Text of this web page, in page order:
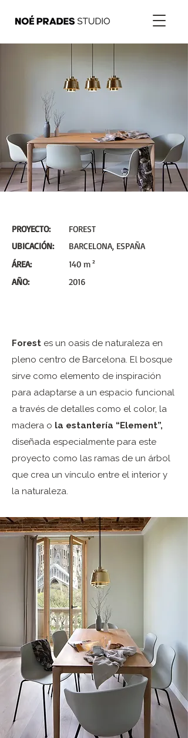
PROYECTO:
UBICACIÓN:
ÁREA:
AÑO:
FOREST
BARCELONA, ESPAÑA
140 m²
2016
Forest es un oasis de naturaleza en
pleno centro de Barcelona. El bosque
sirve como elemento de inspiración
para adaptarse a un espacio funcional
a través de detalles como el color, la
madera o la estantería “Element”,
diseñada especialmente para este
proyecto como las ramas de un árbol
que crea un vínculo entre el interior y
la naturaleza.